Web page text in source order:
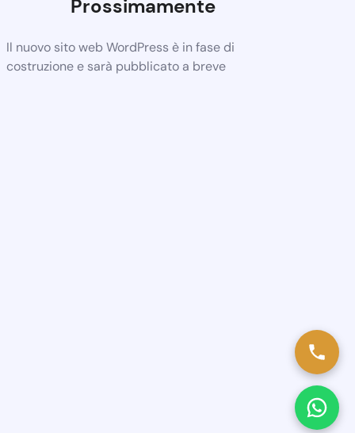
Prossimamente
Il nuovo sito web WordPress è in fase di
costruzione e sarà pubblicato a breve